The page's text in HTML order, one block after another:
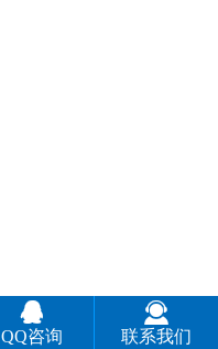

QQ咨询

联系我们